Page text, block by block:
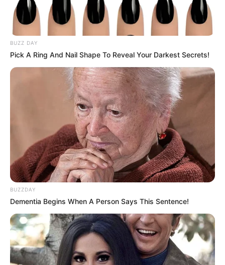
BUZZ DAY
Pick A Ring And Nail Shape To Reveal Your Darkest Secrets!
BUZZDAY
Dementia Begins When A Person Says This Sentence!